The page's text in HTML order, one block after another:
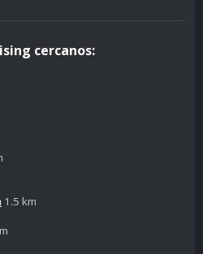
cercanos:
1.5 km